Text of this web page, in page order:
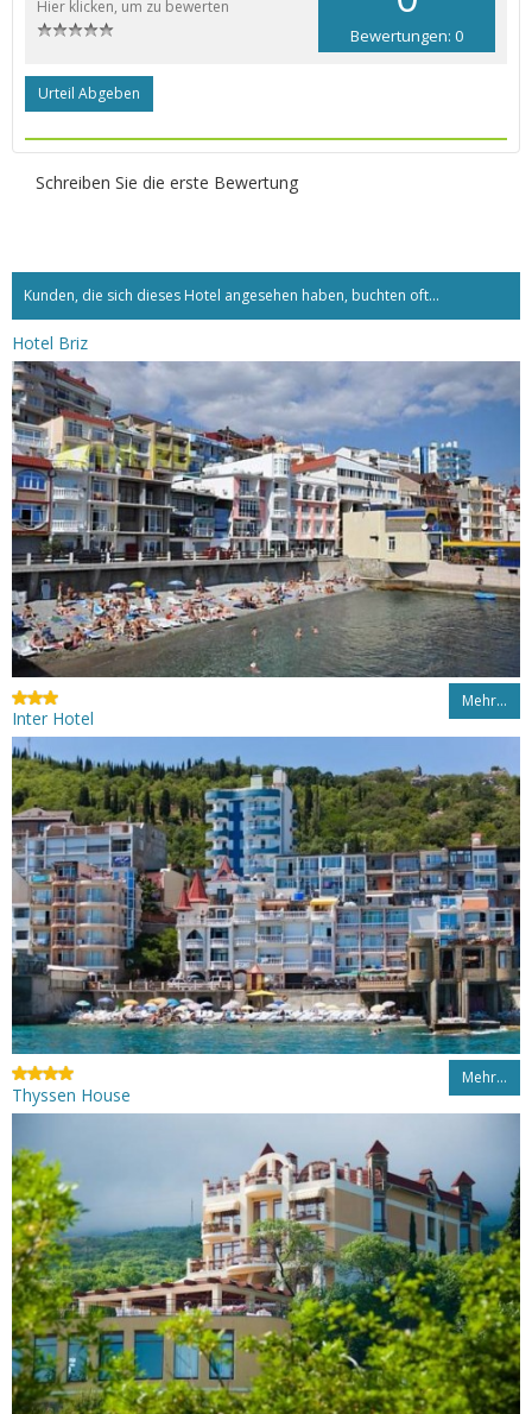
Bewertungen: 0
Hier klicken, um zu bewerten
Urteil Abgeben
Schreiben Sie die erste Bewertung
Kunden, die sich dieses Hotel angesehen haben, buchten oft...
Hotel Briz
Mehr…
Inter Hotel
Mehr…
Thyssen House